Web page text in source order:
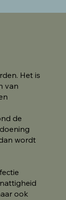
Het is
van
de
wordt
ook